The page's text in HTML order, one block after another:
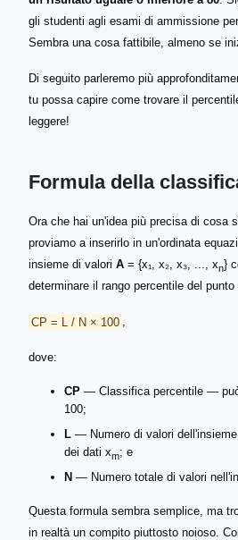
gli studenti agli esami di ammissione
Sembra una cosa fattibile, almeno se
Di seguito parleremo più
tu possa capire come trovare il
leggere!
Formula della
Ora che hai un'idea più precisa di cosa
proviamo a inserirlo in un'ordinata
insieme di valori A = {x₁, x₂, x₃, ..., xn}
determinare il rango percentile del
CP = L / N × 100 ,
dove:
CP — Classifica percentile —
100;
L — Numero di valori dell'insieme
dei dati xm; e
N — Numero totale di valori
Questa formula sembra semplice, ma
in realtà un compito piuttosto noioso.